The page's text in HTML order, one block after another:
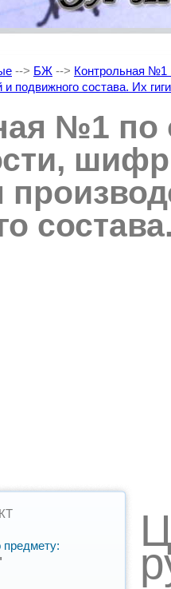
--> БЖ --> Контрольная №1
подвижного состава. Их
№1 по
предмету: